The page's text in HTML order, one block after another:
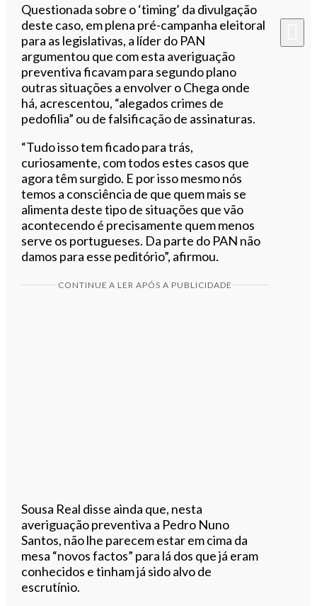
Questionada sobre o ‘timing’ da divulgação
deste caso, em plena pré-campanha eleitoral
para as legislativas, a líder do PAN
argumentou que com esta averiguação
preventiva ficavam para segundo plano
outras situações a envolver o Chega onde
há, acrescentou, “alegados crimes de
pedofilia” ou de falsificação de assinaturas.
“Tudo isso tem ficado para trás,
curiosamente, com todos estes casos que
agora têm surgido. E por isso mesmo nós
temos a consciência de que quem mais se
alimenta deste tipo de situações que vão
acontecendo é precisamente quem menos
serve os portugueses. Da parte do PAN não
damos para esse peditório”, afirmou.
CONTINUE A LER APÓS A PUBLICIDADE
Sousa Real disse ainda que, nesta
averiguação preventiva a Pedro Nuno
Santos, não lhe parecem estar em cima da
mesa “novos factos” para lá dos que já eram
conhecidos e tinham já sido alvo de
escrutínio.